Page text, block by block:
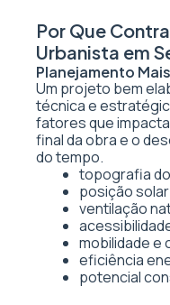
Por Que
Urbanista em
Planejamento
Um projeto bem
técnica e
fatores que
final da obra e o
do tempo.
topografia
posição solar
ventilação
mobilidade e
eficiência
potencial